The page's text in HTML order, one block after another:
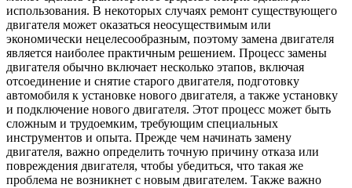
использования. В некоторых случаях ремонт существующего
двигателя может оказаться неосуществимым или
экономически нецелесообразным, поэтому замена двигателя
является наиболее практичным решением. Процесс замены
двигателя обычно включает несколько этапов, включая
отсоединение и снятие старого двигателя, подготовку
автомобиля к установке нового двигателя, а также установку
и подключение нового двигателя. Этот процесс может быть
сложным и трудоемким, требующим специальных
инструментов и опыта. Прежде чем начинать замену
двигателя, важно определить точную причину отказа или
повреждения двигателя, чтобы убедиться, что такая же
проблема не возникнет с новым двигателем. Также важно